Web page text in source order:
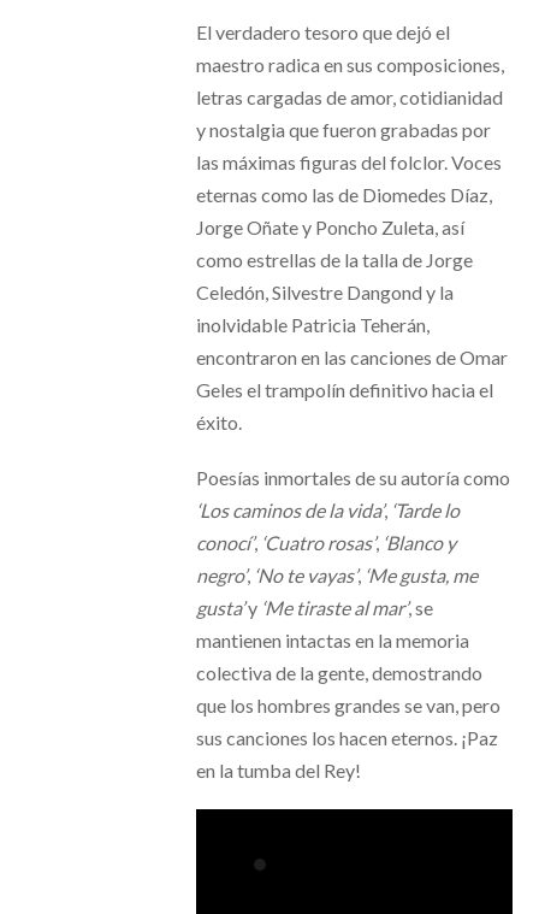
El verdadero tesoro que dejó el
maestro radica en sus composiciones,
letras cargadas de amor, cotidianidad
y nostalgia que fueron grabadas por
las máximas figuras del folclor. Voces
eternas como las de Diomedes Díaz,
Jorge Oñate y Poncho Zuleta, así
como estrellas de la talla de Jorge
Celedón, Silvestre Dangond y la
inolvidable Patricia Teherán,
encontraron en las canciones de Omar
Geles el trampolín definitivo hacia el
éxito.
Poesías inmortales de su autoría como
‘Los caminos de la vida’, ‘Tarde lo
conocí’, ‘Cuatro rosas’, ‘Blanco y
negro’, ‘No te vayas’, ‘Me gusta, me
gusta’y ‘Me tiraste al mar’, se
mantienen intactas en la memoria
colectiva de la gente, demostrando
que los hombres grandes se van, pero
sus canciones los hacen eternos. ¡Paz
en la tumba del Rey!